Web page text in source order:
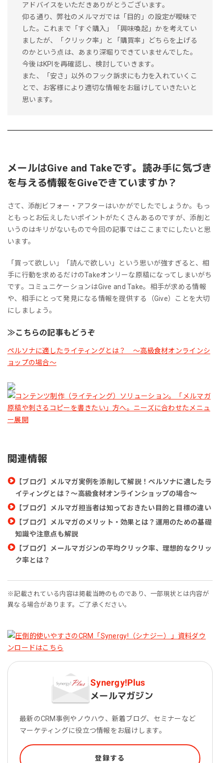
アドバイスをいただきありがとうございます。
仰る通り、弊社のメルマガでは「目的」の設定が曖昧で
した。これまで「すぐ購入」「興味喚起」かを考えてい
ましたが、「クリック率」と「購買率」どちらを上げる
のかという点は、あまり深堀りできていませんでした。
今後はKPIを再確認し、検討していきます。
また、「安さ」以外のフック訴求にも力を入れていくこ
とで、お客様により適切な情報をお届けしていきたいと
思います。
メールはGive and Takeです。読み手に気づき
を与える情報をGiveできていますか？
さて、添削ビフォー・アフターはいかがでしたでしょうか。もっ
ともっとお伝えしたいポイントがたくさんあるのですが、添削と
いうのはキリがないもので今回の記事ではここまでにしたいと思
います。
「買って欲しい」「読んで欲しい」という思いが強すぎると、相
手に行動を求めるだけのTakeオンリーな原稿になってしまいがち
です。コミュニケーションはGive and Take。相手が求める情報
や、相手にとって発見になる情報を提供する（Give）ことを大切
にしましょう。
≫こちらの記事もどうぞ
ペルソナに適したライティングとは？ ～高級食材オンラインシ
ョップの場合～
関連情報
【ブログ】メルマガ実例を添削して解説！ペルソナに適したラ
イティングとは？～高級食材オンラインショップの場合～
【ブログ】メルマガ担当者は知っておきたい目的と目標の違い
【ブログ】メルマガのメリット・効果とは？運用のための基礎
知識や注意点も解説
【ブログ】メールマガジンの平均クリック率、理想的なクリッ
ク率とは？
※記載されている内容は掲載当時のものであり、一部現状とは内容が
異なる場合があります。ご了承ください。
Synergy!Plus
メールマガジン
最新のCRM事例やノウハウ、新着ブログ、セミナーなど
マーケティングに役立つ情報をお届けします。
登録する